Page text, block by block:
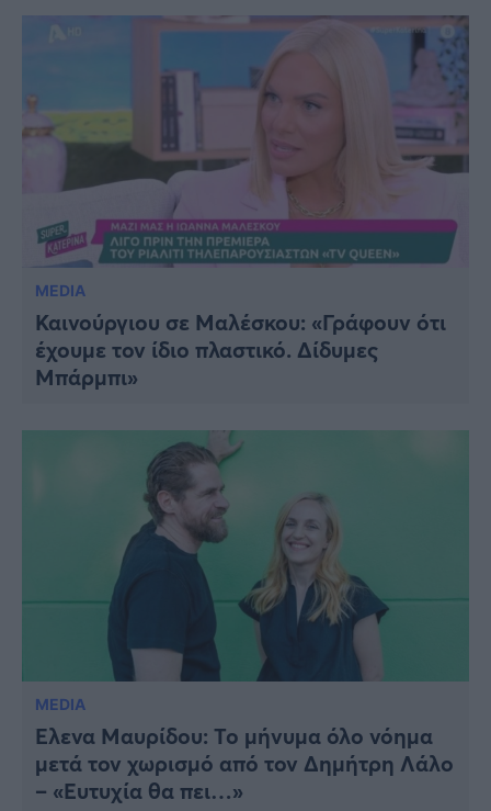
MEDIA
Καινούργιου σε Μαλέσκου: «Γράφουν ότι
έχουμε τον ίδιο πλαστικό. Δίδυμες
Μπάρμπι»
MEDIA
Έλενα Μαυρίδου: Το μήνυμα όλο νόημα
μετά τον χωρισμό από τον Δημήτρη Λάλο
– «Ευτυχία θα πει…»